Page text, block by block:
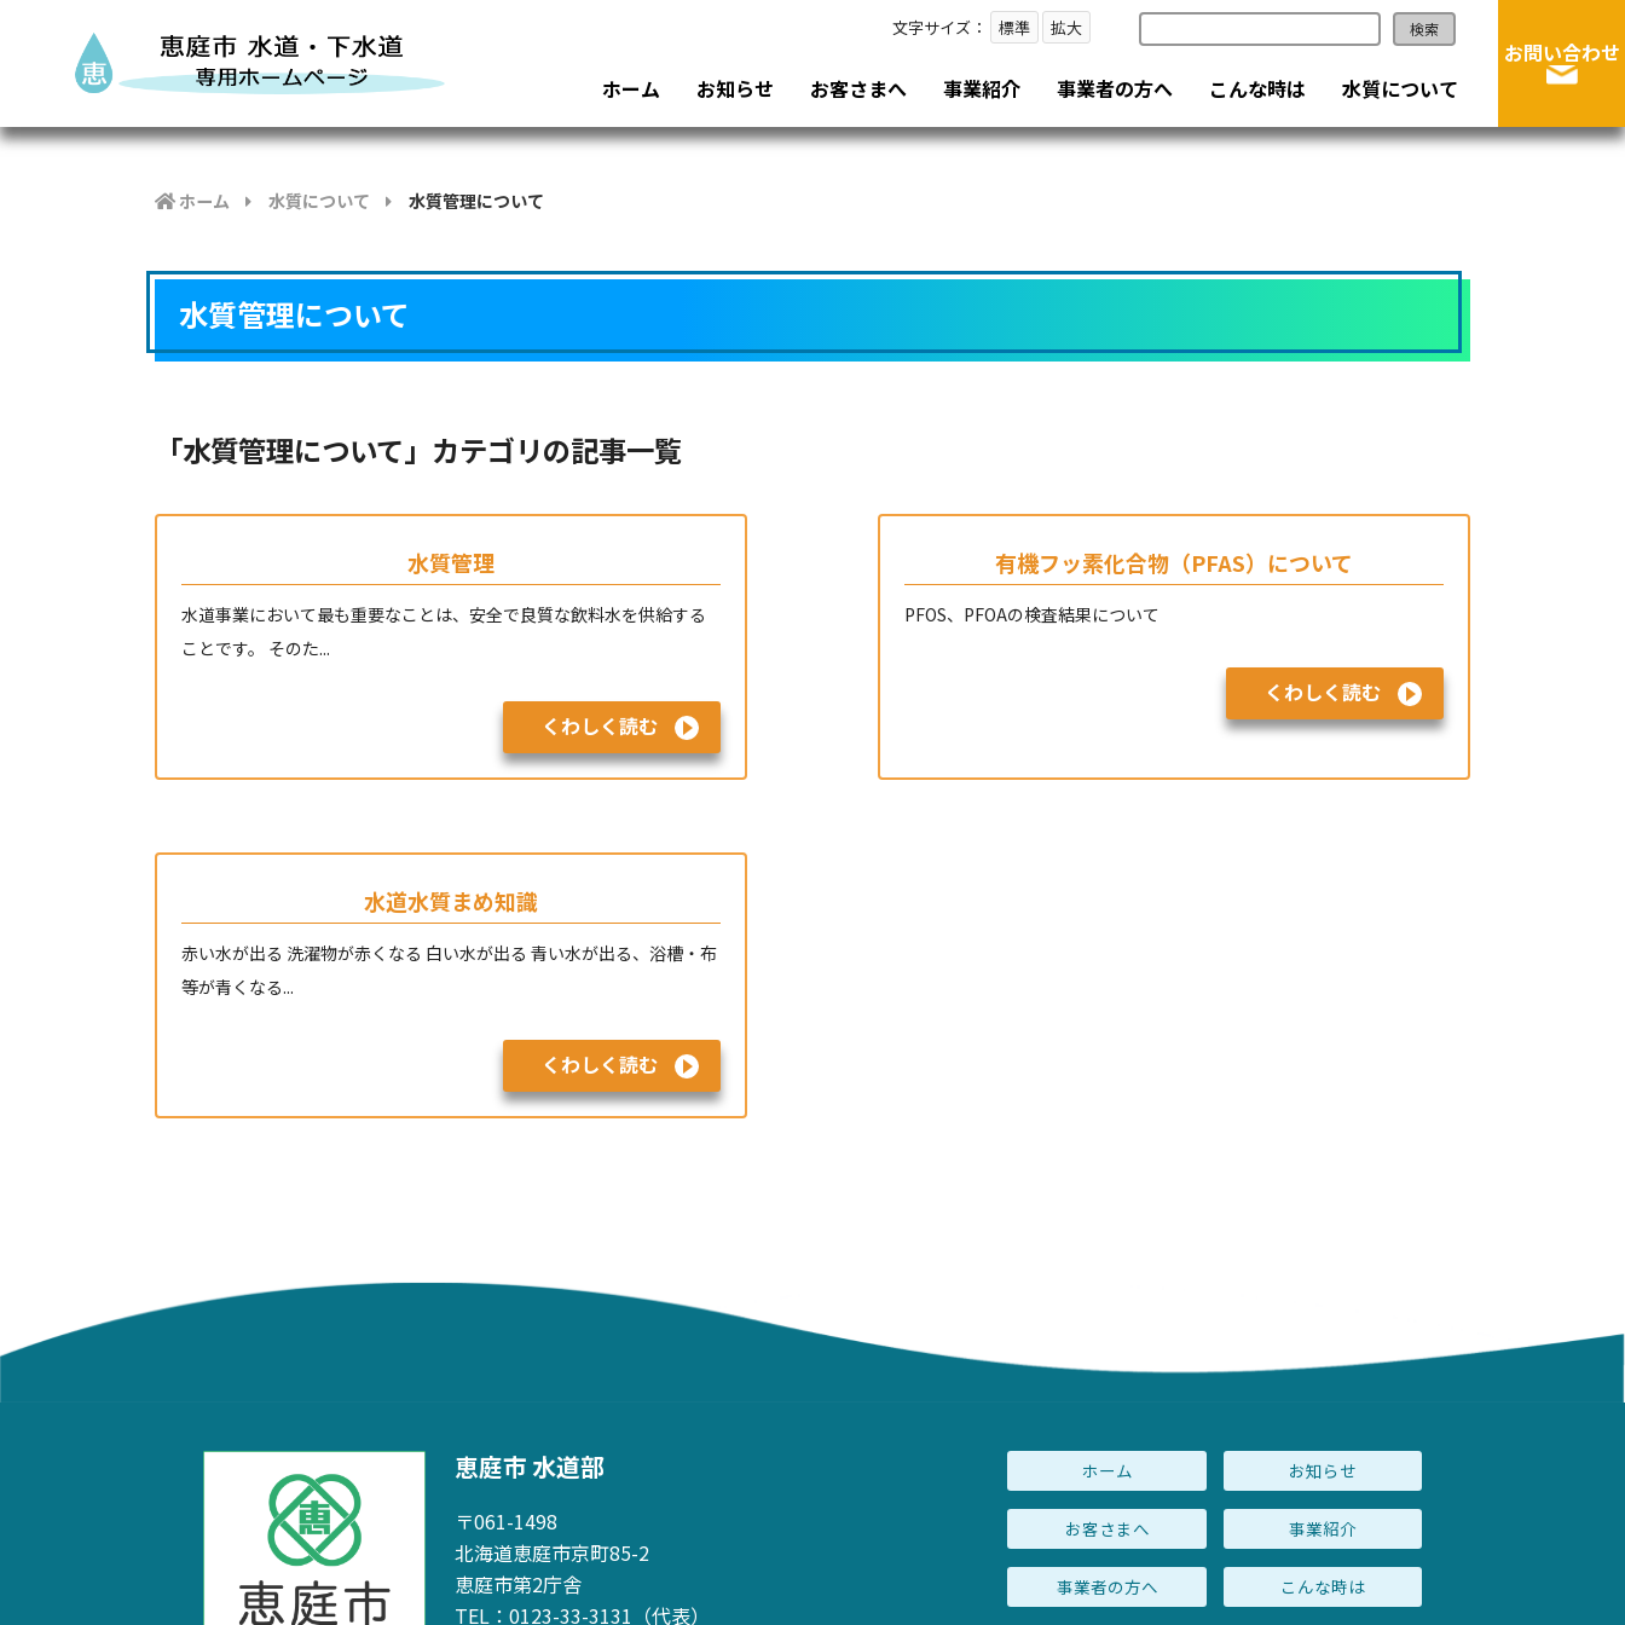
ホーム お知らせ お客さまへ 事業紹介 事業者の方へ こんな時は 水質について
お問い合わせ
文字サイズ： 標準 拡大 検索
ホーム 水質について 水質管理について
水質管理について
「水質管理について」カテゴリの記事一覧
水質管理
水道事業において最も重要なことは、安全で良質な飲料水を供給する
ことです。 そのた...
くわしく読む
有機フッ素化合物（PFAS）について
PFOS、PFOAの検査結果について
くわしく読む
水道水質まめ知識
赤い水が出る 洗濯物が赤くなる 白い水が出る 青い水が出る、浴槽・布
等が青くなる...
くわしく読む
恵庭市 水道部
〒061-1498
北海道恵庭市京町85-2
恵庭市第2庁舎
TEL：0123-33-3131（代表）
ホーム お知らせ
お客さまへ 事業紹介
事業者の方へ こんな時は